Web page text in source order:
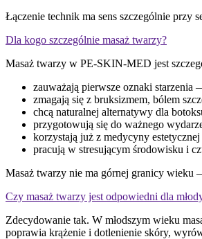
Łączenie technik ma sens szczególnie
Dla kogo szczególnie masaż twarzy?
Masaż twarzy w PE-SKIN-MED jest
zauważają pierwsze oznaki
zmagają się z bruksizmem, bólem
chcą naturalnej alternatywy dla
przygotowują się do ważnego
korzystają już z medycyny
pracują w stresującym środowisku i
Masaż twarzy nie ma górnej granicy wieku
Czy masaż twarzy jest odpowiedni dla
Zdecydowanie tak. W młodszym wieku
poprawia krążenie i dotlenienie skóry,